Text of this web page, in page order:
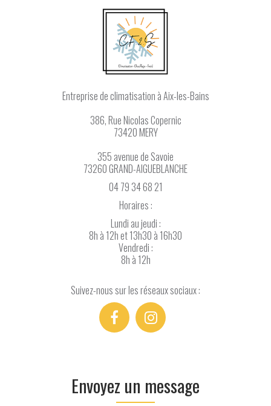
Entreprise de climatisation à Aix-les-Bains
386, Rue Nicolas Copernic
73420 MERY
355 avenue de Savoie
73260 GRAND-AIGUEBLANCHE
04 79 34 68 21
Horaires :
Lundi au jeudi :
8h à 12h et 13h30 à 16h30
Vendredi :
8h à 12h
Suivez-nous sur les réseaux sociaux :
Envoyez un message